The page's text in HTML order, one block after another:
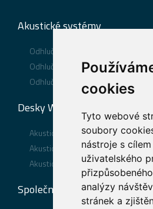
cookies
Tyto webové
soubory
nástroje s
uživatelského
analýzy
stránek a
Akustické systémy
Odhlučnění podlahy
Odhlučnění stěny
Odhlučnění stropu
Desky WOLF®
Akustické desky WOLF
Akustické desky WOLF
Akustické desky WOLF
Společnost